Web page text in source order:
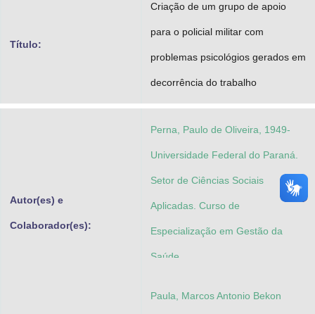
Título:
Criação de um grupo de apoio
para o policial militar com
problemas psicológios gerados em
decorrência do trabalho
Autor(es) e
Colaborador(es):
Perna, Paulo de Oliveira, 1949-
Universidade Federal do Paraná.
Setor de Ciências Sociais
Aplicadas. Curso de
Especialização em Gestão da
Saúde
Paula, Marcos Antonio Bekon